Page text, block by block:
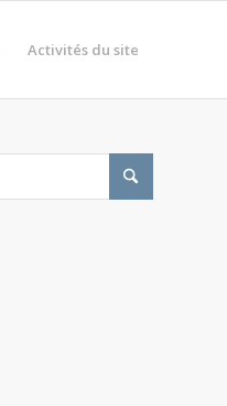
Activités du site